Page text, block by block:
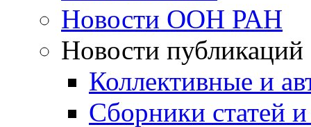
Новости ООН РАН
Новости публикаций
Коллективные и
Сборники статей